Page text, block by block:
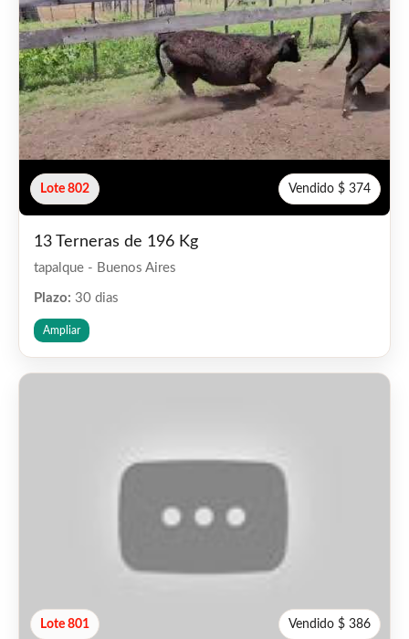
Lote 802 Vendido $ 374
13 Terneras de 196 Kg
tapalque - Buenos Aires
Plazo: 30 dias
Ampliar
Lote 801 Vendido $ 386